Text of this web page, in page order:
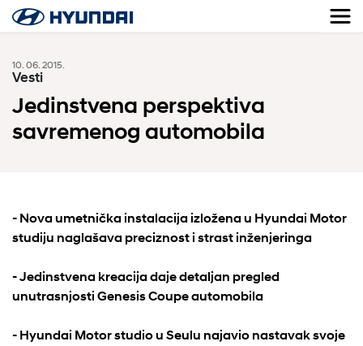
10. 06. 2015.
Vesti
Jedinstvena perspektiva
savremenog automobila
- Nova umetnička instalacija izložena u Hyundai Motor
studiju naglašava preciznost i strast inženjeringa
- Jedinstvena kreacija daje detaljan pregled
unutrasnjosti Genesis Coupe automobila
- Hyundai Motor studio u Seulu najavio nastavak svoje